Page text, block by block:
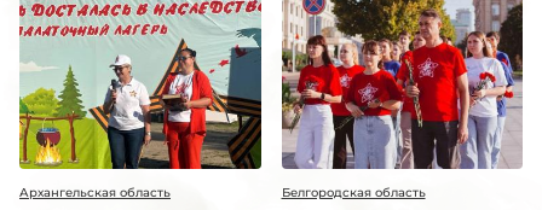
Архангельская область Белгородская область